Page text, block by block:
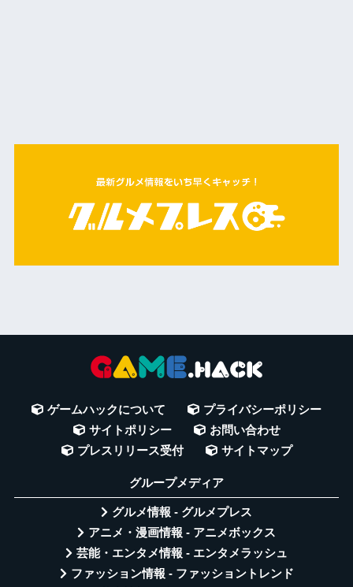
ゲームハックについて
プライバシーポリシー
サイトポリシー
お問い合わせ
プレスリリース受付
サイトマップ
グループメディア
グルメ情報 - グルメプレス
アニメ・漫画情報 - アニメボックス
芸能・エンタメ情報 - エンタメラッシュ
ファッション情報 - ファッショントレンド